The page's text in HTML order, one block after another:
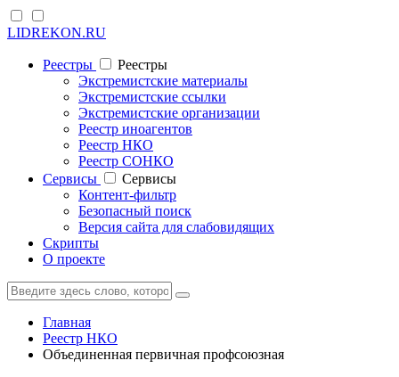
LIDREKON.RU
Реестры
Реестры
Экстремистские материалы
Экстремистские ссылки
Экстремистские организации
Реестр иноагентов
Реестр НКО
Реестр СОНКО
Cервисы
Cервисы
Контент-фильтр
Безопасный поиск
Версия сайта для слабовидящих
Скрипты
О проекте
Главная
Реестр НКО
Объединенная первичная профсоюзная